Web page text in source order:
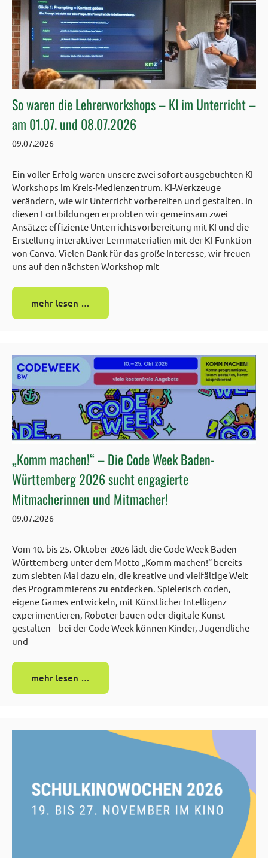
So waren die Lehrerworkshops – KI im Unterricht –
am 01.07. und 08.07.2026
09.07.2026
Ein voller Erfolg waren unsere zwei sofort ausgebuchten KI-
Workshops im Kreis-Medienzentrum. KI-Werkzeuge
verändern, wie wir Unterricht vorbereiten und gestalten. In
diesen Fortbildungen erprobten wir gemeinsam zwei
Ansätze: effiziente Unterrichtsvorbereitung mit KI und die
Erstellung interaktiver Lernmaterialien mit der KI-Funktion
von Canva. Vielen Dank für das große Interesse, wir freuen
uns auf den nächsten Workshop mit
mehr lesen …
„Komm machen!“ – Die Code Week Baden-
Württemberg 2026 sucht engagierte
Mitmacherinnen und Mitmacher!
09.07.2026
Vom 10. bis 25. Oktober 2026 lädt die Code Week Baden-
Württemberg unter dem Motto „Komm machen!“ bereits
zum siebten Mal dazu ein, die kreative und vielfältige Welt
des Programmierens zu entdecken. Spielerisch coden,
eigene Games entwickeln, mit Künstlicher Intelligenz
experimentieren, Roboter bauen oder digitale Kunst
gestalten – bei der Code Week können Kinder, Jugendliche
und
mehr lesen …